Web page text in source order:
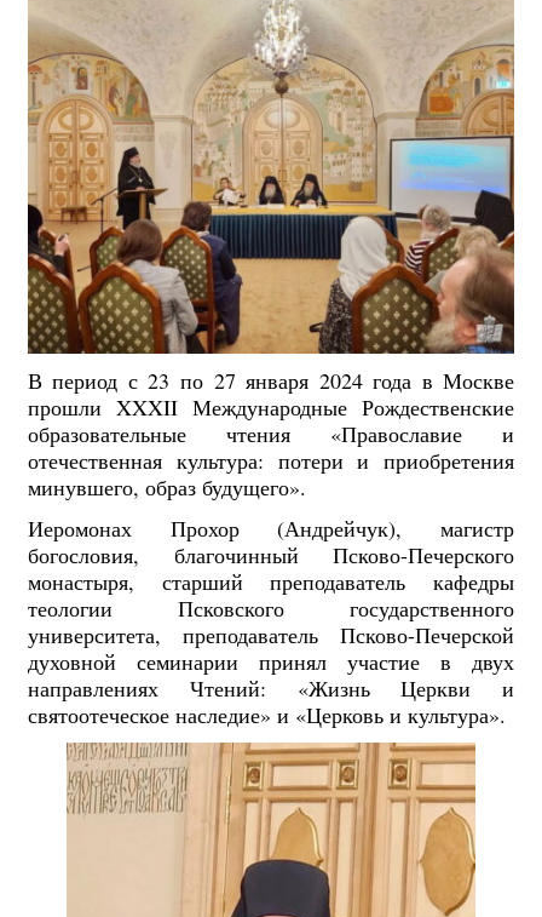
В период с 23 по 27 января 2024 года в Москве
прошли XXXII Международные Рождественские
образовательные чтения «Православие и
отечественная культура: потери и приобретения
минувшего, образ будущего».
Иеромонах Прохор (Андрейчук), магистр
богословия, благочинный Псково-Печерского
монастыря, старший преподаватель кафедры
теологии Псковского государственного
университета, преподаватель Псково-Печерской
духовной семинарии принял участие в двух
направлениях Чтений: «Жизнь Церкви и
святоотеческое наследие» и «Церковь и культура».